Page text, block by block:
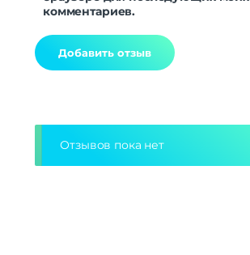
комментариев.
Отзывов пока нет